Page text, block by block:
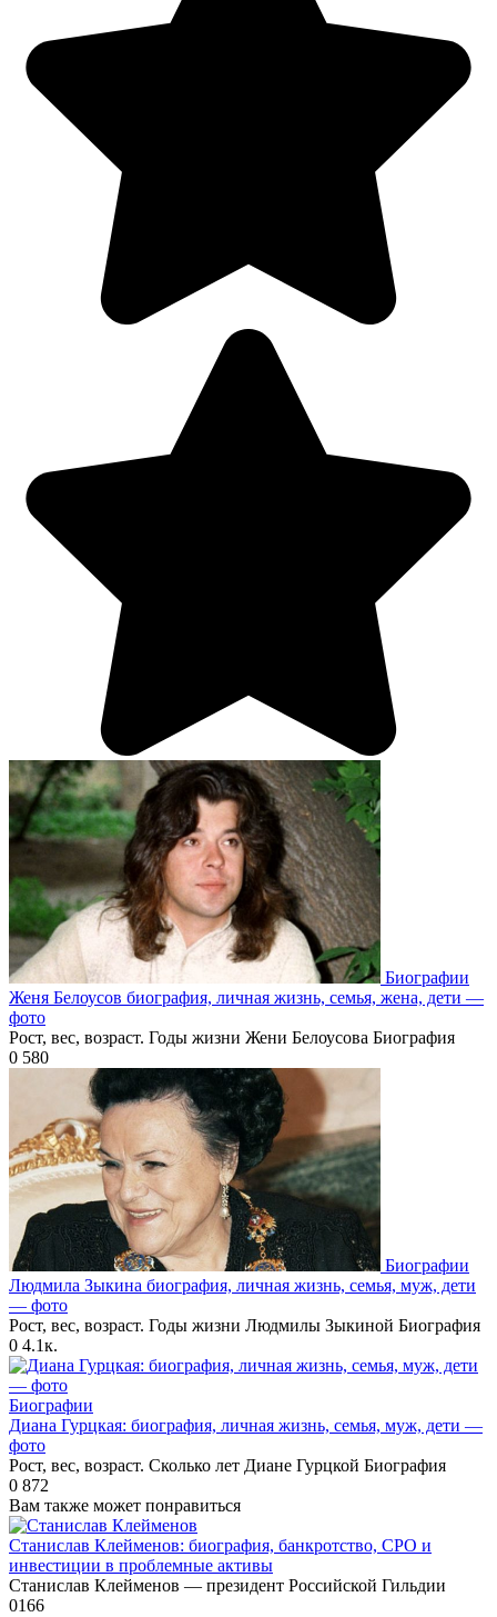
Биографии
Женя Белоусов биография, личная жизнь, семья, жена, дети —
фото
Рост, вес, возраст. Годы жизни Жени Белоусова Биография
0 580
Биографии
Людмила Зыкина биография, личная жизнь, семья, муж, дети
— фото
Рост, вес, возраст. Годы жизни Людмилы Зыкиной Биография
0 4.1к.
Биографии
Диана Гурцкая: биография, личная жизнь, семья, муж, дети —
фото
Рост, вес, возраст. Сколько лет Диане Гурцкой Биография
0 872
Вам также может понравиться
Станислав Клейменов: биография, банкротство, СРО и
инвестиции в проблемные активы
Станислав Клейменов — президент Российской Гильдии
0166